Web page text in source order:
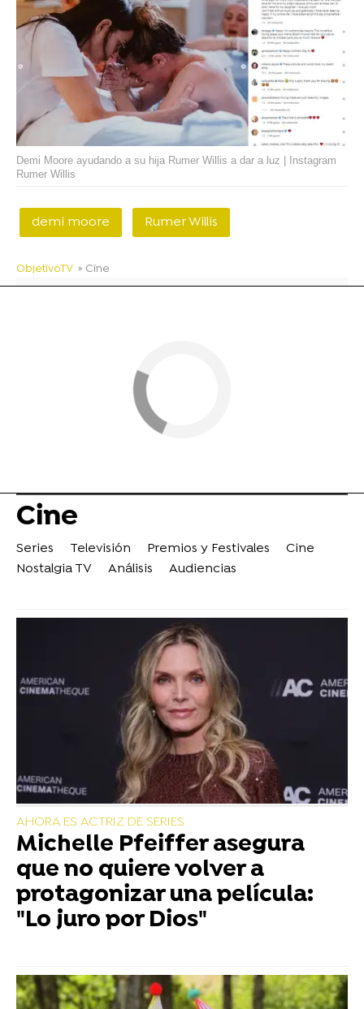
Demi Moore ayudando a su hija Rumer Willis a dar a luz | Instagram
Rumer Willis
demi moore Rumer Willis
ObjetivoTV » Cine
Cine
Series Televisión Premios y Festivales
Cine
Nostalgia TV
Análisis Audiencias
AHORA ES ACTRIZ DE SERIES
Michelle Pfeiffer asegura
que no quiere volver a
protagonizar una película:
"Lo juro por Dios"